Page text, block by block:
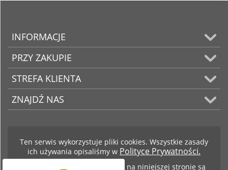
INFORMACJE
PRZY ZAKUPIE
STREFA KLIENTA
ZNAJDŹ NAS
Ten serwis wykorzystuje pliki cookies. Wszystkie zasady
ich używania opisaliśmy w Polityce Prywatności.
Teksty i zdjęcia znajdujące się na niniejszej stronie są